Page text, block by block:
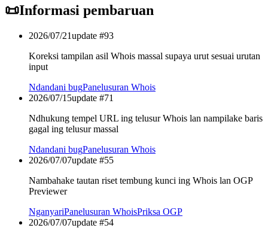
📜Informasi pembaruan
2026/07/21update #93
Koreksi tampilan asil Whois massal supaya urut sesuai urutan
input
Ndandani bugPanelusuran Whois
2026/07/15update #71
Ndhukung tempel URL ing telusur Whois lan nampilake baris
gagal ing telusur massal
Ndandani bugPanelusuran Whois
2026/07/07update #55
Nambahake tautan riset tembung kunci ing Whois lan OGP
Previewer
NganyariPanelusuran WhoisPriksa OGP
2026/07/07update #54